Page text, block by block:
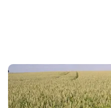
PROJET TERMINÉ
Simuler l’effet d’une
sur le salissement